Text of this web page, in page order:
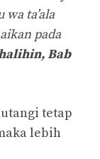
ta’ala
pada
Bab
tetap
lebih